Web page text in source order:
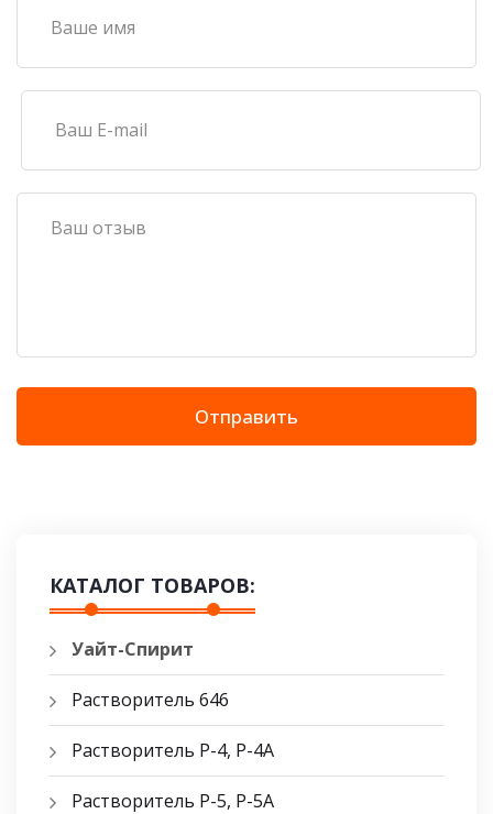
Отправить
КАТАЛОГ ТОВАРОВ:
Уайт-Спирит
Растворитель 646
Растворитель Р-4, Р-4А
Растворитель Р-5, Р-5A